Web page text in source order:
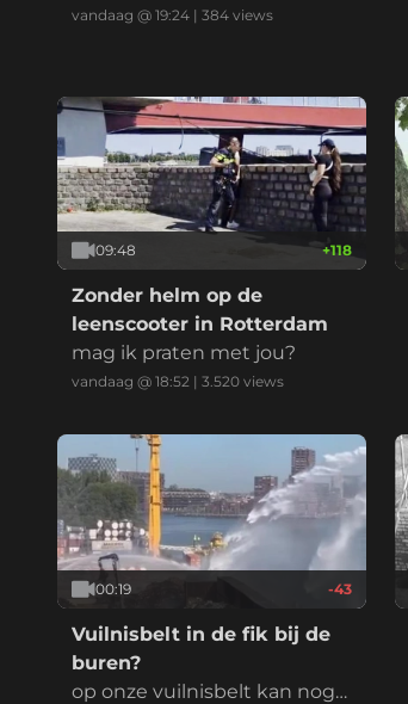
er geval geen knie in het gez
vandaag @ 19:24 | 384 views
09:48 +118
Zonder helm op de
leenscooter in Rotterdam
mag ik praten met jou?
vandaag @ 18:52 | 3.520 views
00:19 -43
Vuilnisbelt in de fik bij de
buren?
op onze vuilnisbelt kan nog